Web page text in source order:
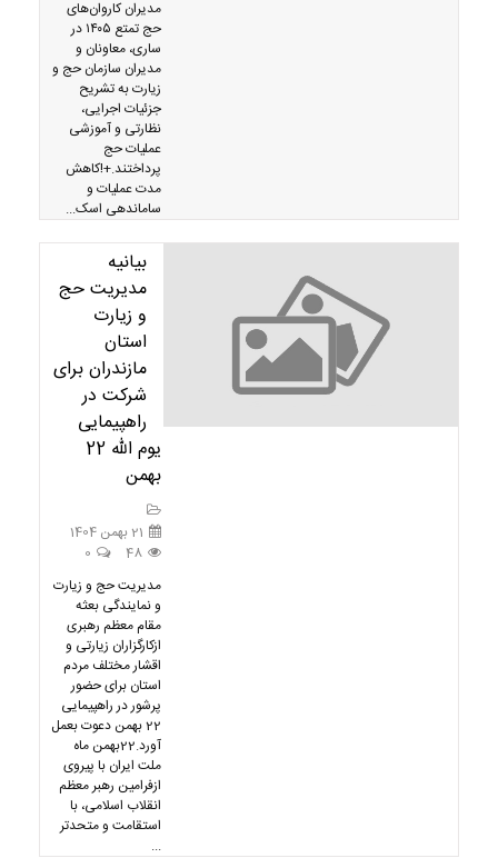
مدیران کاروان‌های
حج تمتع ۱۴۰۵ در
ساری، معاونان و
مدیران سازمان حج و
زیارت به تشریح
جزئیات اجرایی،
نظارتی و آموزشی
عملیات حج
پرداختند.+!کاهش
مدت عملیات و
ساماندهی اسک...
بیانیه
مدیریت حج
و زیارت
استان
مازندران برای
شرکت در
راهپیمایی
یوم الله 22
بهمن
21 بهمن 1404
48
0
مدیریت حج و زیارت
و نمایندگی بعثه
مقام معظم رهبری
ازکارگزاران زیارتی و
اقشار مختلف مردم
استان برای حضور
پرشور در راهپیمایی
22 بهمن دعوت بعمل
آورد.22بهمن ماه
ملت ایران با پیروی
ازفرامین رهبر معظم
انقلاب اسلامی، با
استقامت و متحدتر
...